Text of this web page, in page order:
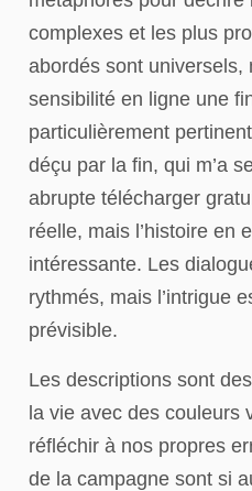
complexes et les plus
abordés sont universels,
sensibilité en ligne une
particulièrement
déçu par la fin, qui m’a
abrupte télécharger
réelle, mais l’histoire en
intéressante. Les
rythmés, mais l’intrigue
prévisible.
Les descriptions sont
la vie avec des couleurs
réfléchir à nos propres
de la campagne sont si